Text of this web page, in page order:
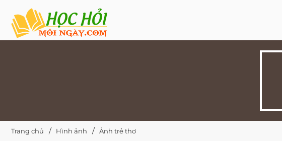
Trang chủ Hình ảnh Ảnh trẻ thơ